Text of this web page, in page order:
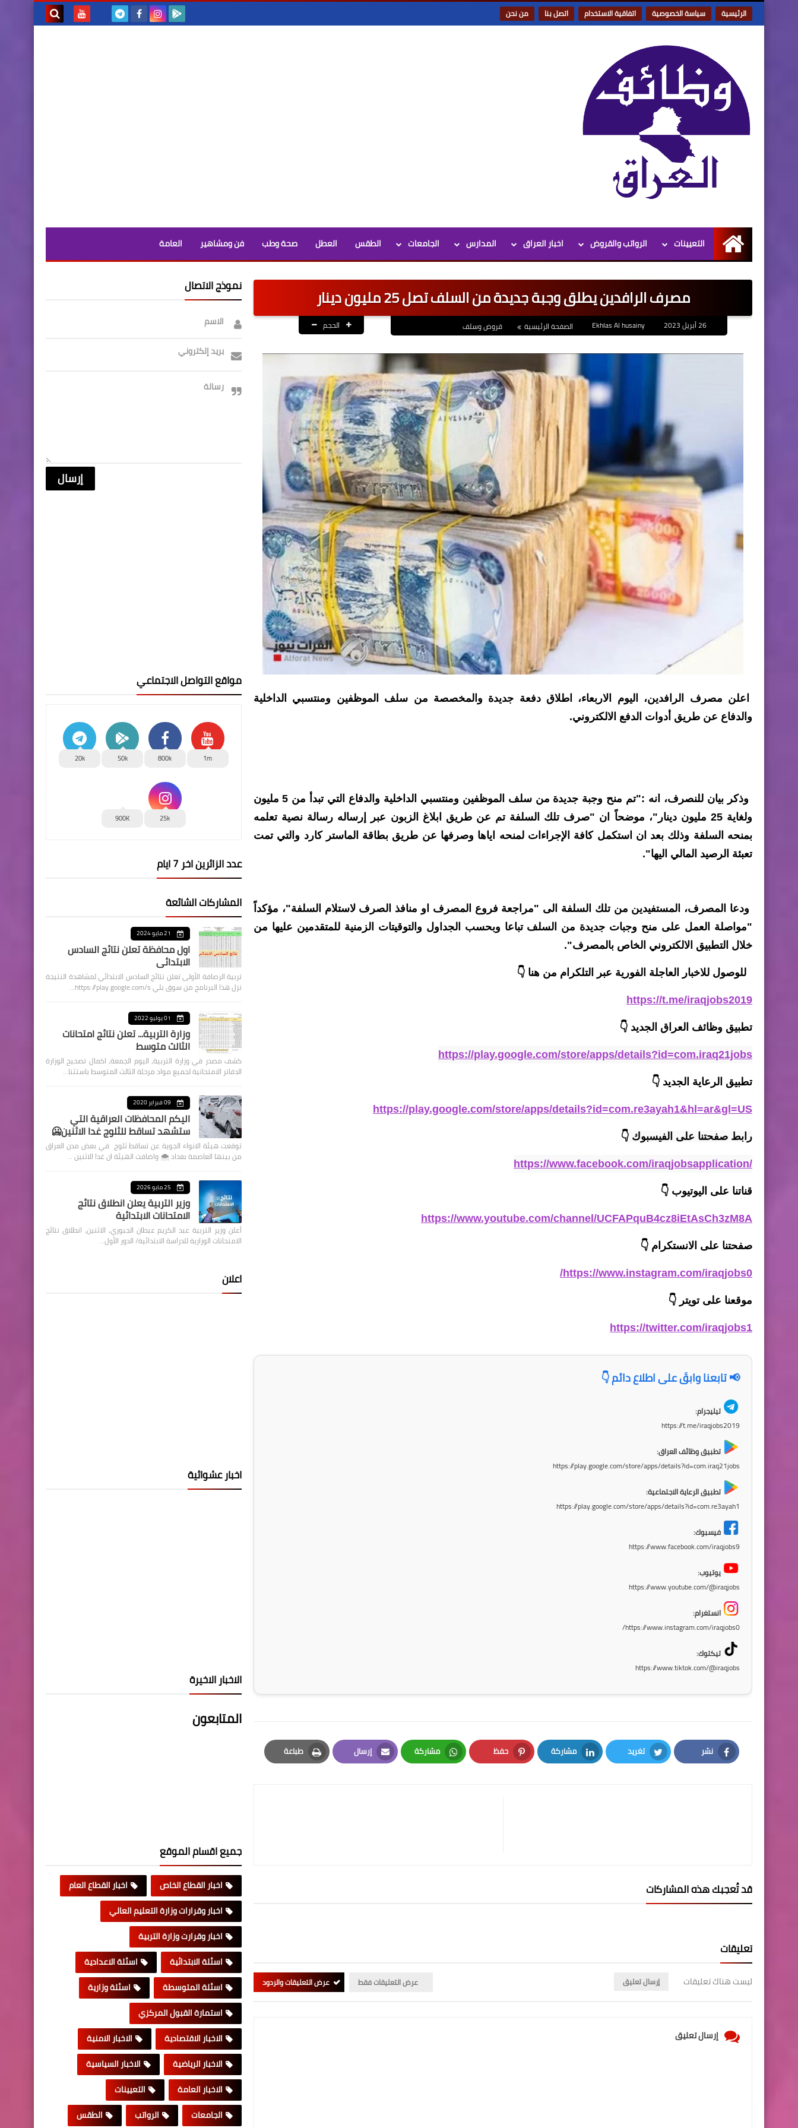
الرئيسية سياسة الخصوصية اتفاقية الاستخدام اتصل بنا من نحن
الرئيسية
التعيينات الرواتب والقروض اخبار العراق المدارس الجامعات الطقس العطل صحة وطب فن ومشاهير العامة
مصرف الرافدين يطلق وجبة جديدة من السلف تصل 25 مليون دينار
Ekhlas Al husainy الصفحة الرئيسية قروض وسلف الحجم
اعلن مصرف الرافدين، اليوم الاربعاء، اطلاق دفعة جديدة والمخصصة من سلف الموظفين ومنتسبي الداخلية
والدفاع عن طريق أدوات الدفع الالكتروني.
وذكر بيان للنصرف، انه :"تم منح وجبة جديدة من سلف الموظفين ومنتسبي الداخلية والدفاع التي تبدأ من 5 مليون
ولغاية 25 مليون دينار"، موضحاً ان "صرف تلك السلفة تم عن طريق ابلاغ الزبون عبر إرساله رسالة نصية تعلمه
بمنحه السلفة وذلك بعد ان استكمل كافة الإجراءات لمنحه اياها وصرفها عن طريق بطاقة الماستر كارد والتي تمت
تعبئة الرصيد المالي اليها".
ودعا المصرف، المستفيدين من تلك السلفة الى "مراجعة فروع المصرف او منافذ الصرف لاستلام السلفة"، مؤكداً
"مواصلة العمل على منح وجبات جديدة من السلف تباعا وبحسب الجداول والتوقيتات الزمنية للمتقدمين عليها من
خلال التطبيق الالكتروني الخاص بالمصرف".
للوصول للاخبار العاجلة الفورية عبر التلكرام من هنا 👇
https://t.me/iraqjobs2019
تطبيق وظائف العراق الجديد 👇
https://play.google.com/store/apps/details?id=com.iraq21jobs
تطبيق الرعاية الجديد 👇
https://play.google.com/store/apps/details?id=com.re3ayah1&hl=ar&gl=US
رابط صفحتنا على الفيسبوك 👇
https://www.facebook.com/iraqjobsapplication/
قناتنا على اليوتيوب 👇
https://www.youtube.com/channel/UCFAPquB4cz8iEtAsCh3zM8A
صفحتنا على الانستكرام 👇
https://www.instagram.com/iraqjobs0/
موقعنا على تويتر 👇
https://twitter.com/iraqjobs1
📢 تابعنا وابقَ على اطلاع دائم 👇
تيليجرام:
https://t.me/iraqjobs2019
تطبيق وظائف العراق:
https://play.google.com/store/apps/details?id=com.iraq21jobs
تطبيق الرعاية الاجتماعية:
https://play.google.com/store/apps/details?id=com.re3ayah1
فيسبوك:
https://www.facebook.com/iraqjobs9
يوتيوب:
https://www.youtube.com/@iraqjobs
انستغرام:
https://www.instagram.com/iraqjobs0/
تيكتوك:
https://www.tiktok.com/@iraqjobs
نشر
Facebook
تغريد
Twitter
مشاركة
LinkedIn
حفظ
Pinterest
مشاركة
Whatsapp
إرسال
Email
طباعة
Print
قد تُعجبك هذه المشاركات
تعليقات
ليست هناك تعليقات إرسال تعليق عرض التعليقات فقط عرض التعليقات والردود
إرسال تعليق
نموذج الاتصال
الاسم
بريد إلكتروني
رسالة
مواقع التواصل الاجتماعي
1m
800k
50k
20k
25k
900K
عدد الزائرين اخر 7 ايام
المشاركات الشائعة
21 مايو 2024
اول محافظة تعلن نتائج السادس
الابتدائي
تربية الرصافة الأولى تعلن نتائج السادس الابتدائي لمشاهدة النتيجة
نزل هذا البرنامج من سوق بلي https://play.google.com/s…
01 يوليو 2022
وزارة التربية... تعلن نتائج امتحانات
الثالث متوسط
كشف مصدر في وزارة التربية، اليوم الجمعة، اكمال تصحيح الوزارة
الدفاتر الامتحانية لجميع مواد مرحلة الثالث المتوسط باستثنا…
09 فبراير 2020
اليكم المحافظات العراقية التي
ستشهد تساقط للثلوج غدا الاثنين🥶
توقعت هيئة الانواء الجوية عن تساقط ثلوج في بعض مدن العراق
من بينها العاصمة بغداد ⁦🌨️⁩ واضافت الهيئة ان غدا الاثنين …
25 مايو 2026
وزير التربية يعلن انطلاق نتائج
الامتحانات الابتدائية
أعلن وزير التربية عبد الكريم عبطان الجبوري، الاثنين، انطلاق نتائج
الامتحانات الوزارية للدراسة الابتدائية/ الدور الأول…
اعلان
اخبار عشوائية
الاخبار الاخيرة
المتابعون
جميع اقسام الموقع
اخبار القطاع الخاص
اخبار القطاع العام
اخبار وقرارات وزارة التعليم العالي
اخبار وقرارت وزارة التربية
اسئلة الابتدائية
اسئلة الاعدادية
اسئلة المتوسطة
اسئلة وزارية
استمارة القبول المركزي
الاخبار الاقتصادية
الاخبار الامنية
الاخبار الرياضية
الاخبار السياسية
الاخبار العامة
التعيينات
الجامعات
الرواتب الطقس